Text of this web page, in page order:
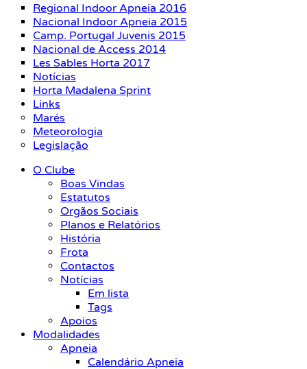
Regional Indoor Apneia 2016
Nacional Indoor Apneia 2015
Camp. Portugal Juvenis 2015
Nacional de Access 2014
Les Sables Horta 2017
Notícias
Horta Madalena Sprint
Links
Marés
Meteorologia
Legislação
O Clube
Boas Vindas
Estatutos
Orgãos Sociais
Planos e Relatórios
História
Frota
Contactos
Notícias
Em lista
Tags
Apoios
Modalidades
Apneia
Calendário Apneia